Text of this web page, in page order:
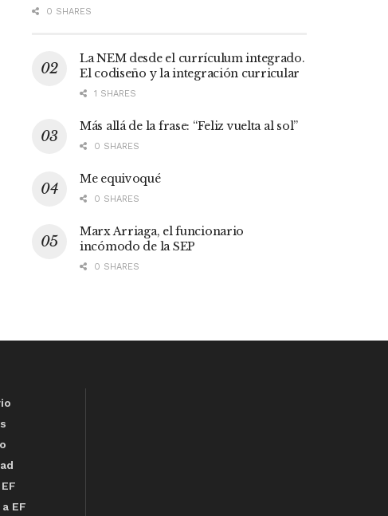
0 SHARES
La NEM desde el currículum integrado.
El codiseño y la integración curricular
1 SHARES
Más allá de la frase: “Feliz vuelta al sol”
0 SHARES
Me equivoqué
0 SHARES
Marx Arriaga, el funcionario
incómodo de la SEP
0 SHARES
EF